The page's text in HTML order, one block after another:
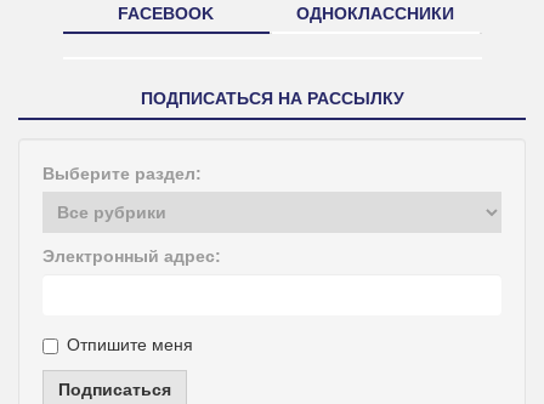
FACEBOOK ОДНОКЛАССНИКИ
ПОДПИСАТЬСЯ НА РАССЫЛКУ
Выберите раздел:
Электронный адрес:
Отпишите меня
Подписаться